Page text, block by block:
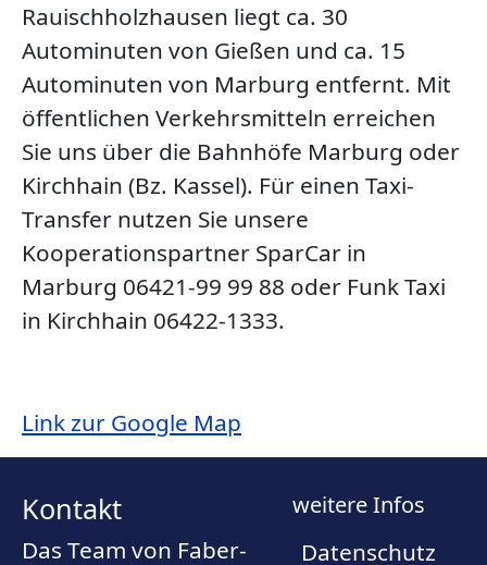
Rauischholzhausen liegt ca. 30
Autominuten von Gießen und ca. 15
Autominuten von Marburg entfernt. Mit
öffentlichen Verkehrsmitteln erreichen
Sie uns über die Bahnhöfe Marburg oder
Kirchhain (Bz. Kassel). Für einen Taxi-
Transfer nutzen Sie unsere
Kooperationspartner SparCar in
Marburg 06421-99 99 88 oder Funk Taxi
in Kirchhain 06422-1333.
Link zur Google Map
Kontakt
Das Team von Faber-
weitere Infos
Datenschutz